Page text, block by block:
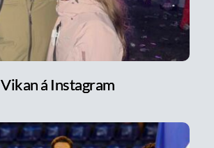
Vikan á Instagram